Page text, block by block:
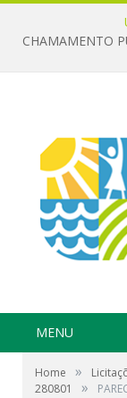
MENU
Home »
280801
»